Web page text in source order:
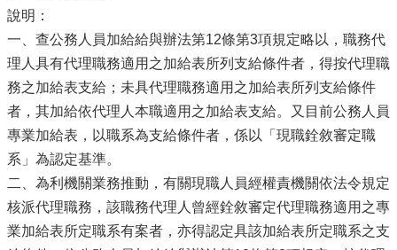
說明：
一、查公務人員加給給與辦法第12條第3項規定略以，職務代
理人具有代理職務適用之加給表所列支給條件者，得按代理職
務之加給表支給；未具代理職務適用之加給表所列支給條件
者，其加給依代理人本職適用之加給表支給。又目前公務人員
專業加給表，以職系為支給條件者，係以「現職銓敘審定職
系」為認定基準。
二、為利機關業務推動，有關現職人員經權責機關依法令規定
核派代理職務，該職務代理人曾經銓敘審定代理職務適用之專
業加給表所定職系有案者，亦得認定具該加給表所定職系之支